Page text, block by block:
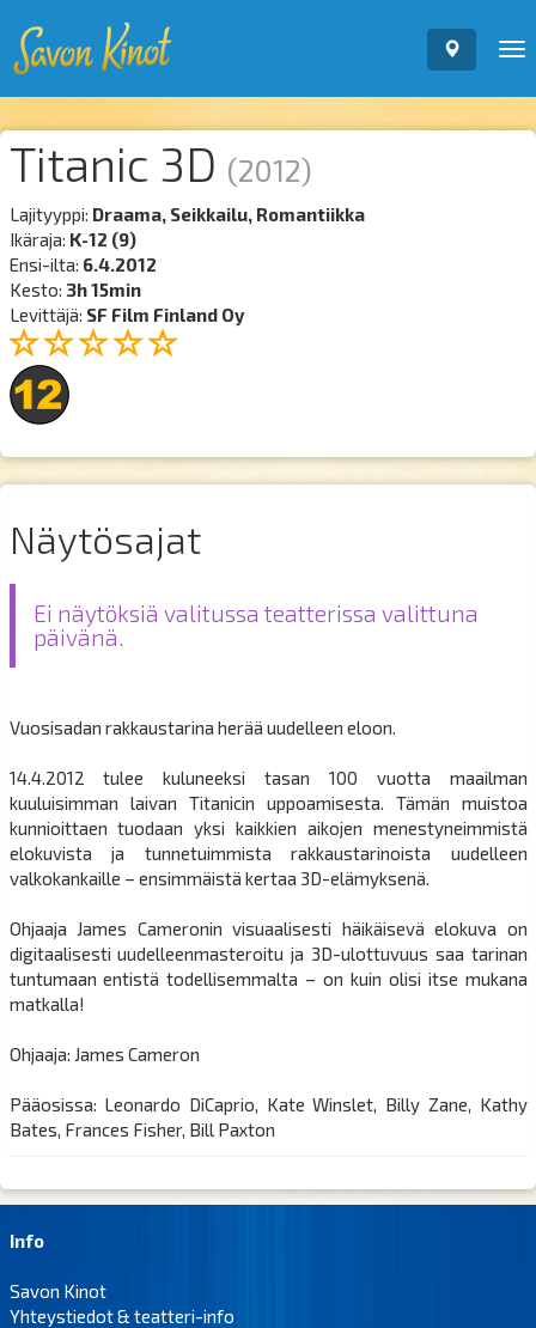
Titanic 3D (2012)
Lajityyppi: Draama, Seikkailu, Romantiikka
Ikäraja: K-12 (9)
Ensi-ilta: 6.4.2012
Kesto: 3h 15min
Levittäjä: SF Film Finland Oy
Näytösajat
Ei näytöksiä valitussa teatterissa valittuna
päivänä.
Vuosisadan rakkaustarina herää uudelleen eloon.
14.4.2012 tulee kuluneeksi tasan 100 vuotta maailman
kuuluisimman laivan Titanicin uppoamisesta. Tämän muistoa
kunnioittaen tuodaan yksi kaikkien aikojen menestyneimmistä
elokuvista ja tunnetuimmista rakkaustarinoista uudelleen
valkokankaille – ensimmäistä kertaa 3D-elämyksenä.
Ohjaaja James Cameronin visuaalisesti häikäisevä elokuva on
digitaalisesti uudelleenmasteroitu ja 3D-ulottuvuus saa tarinan
tuntumaan entistä todellisemmalta – on kuin olisi itse mukana
matkalla!
Ohjaaja: James Cameron
Pääosissa: Leonardo DiCaprio, Kate Winslet, Billy Zane, Kathy
Bates, Frances Fisher, Bill Paxton
Info
Savon Kinot
Yhteystiedot & teatteri-info